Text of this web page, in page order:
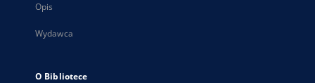
Opis
Wydawca
O Bibliotece